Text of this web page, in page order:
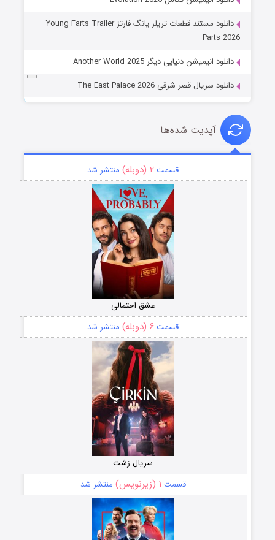
دانلود مستند قطعات تریلر یانگ فارتز Young Farts Trailer
Parts 2026
دانلود انیمیشن دنیایی دیگر Another World 2025
دانلود سریال قصر شرقی The East Palace 2026
آپدیت شده‌ها
قسمت ۲ (دوبله) منتشر شد
عشق احتمالی
قسمت ۶ (دوبله) منتشر شد
سریال زشت
قسمت ۱ (زیرنویس) منتشر شد